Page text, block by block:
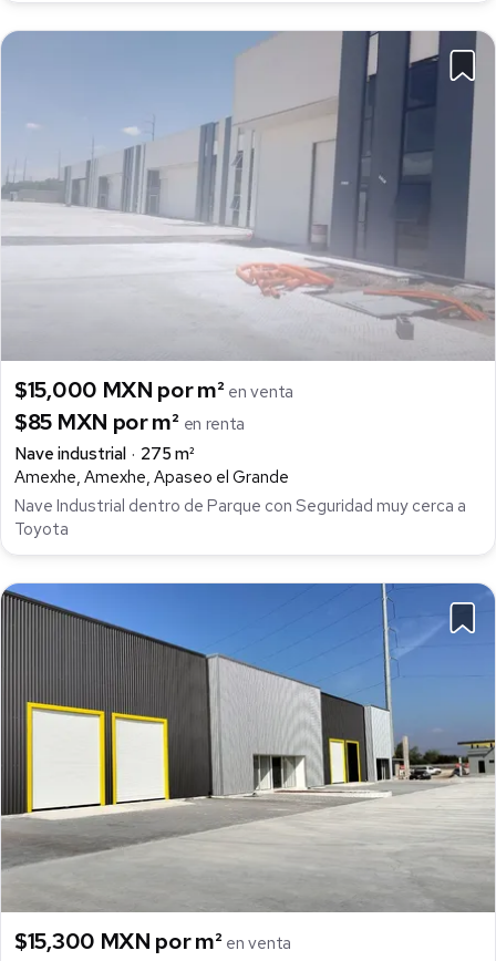
$15,000 MXN por m² en venta
$85 MXN por m² en renta
Nave industrial
275 m²
Amexhe, Amexhe, Apaseo el Grande
Nave Industrial dentro de Parque con Seguridad muy cerca a
Toyota
$15,300 MXN por m² en venta